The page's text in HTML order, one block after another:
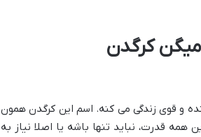
کرگدن
و قوی زندگی می کنه. اسم این کرگدن همون
همه قدرت، نباید تنها باشه یا اصلا نیاز به